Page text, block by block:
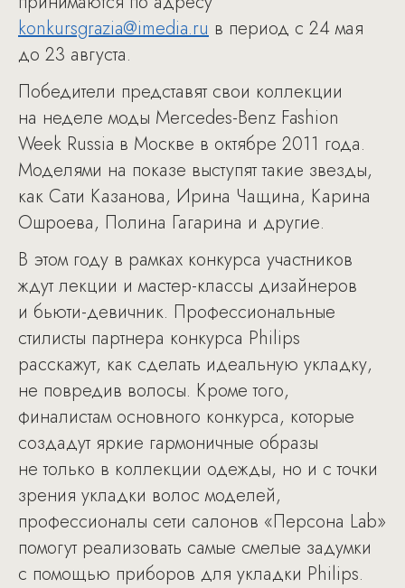
konkursgrazia@imedia.ru в период с 24 мая
до 23 августа.
Победители представят свои коллекции
на неделе моды Mercedes-Benz Fashion
Week Russia в Москве в октябре 2011 года.
Моделями на показе выступят такие звезды,
как Сати Казанова, Ирина Чащина, Карина
Ошроева, Полина Гагарина и другие.
В этом году в рамках конкурса участников
ждут лекции и мастер-классы дизайнеров
и бьюти-девичник. Профессиональные
стилисты партнера конкурса Philips
расскажут, как сделать идеальную укладку,
не повредив волосы. Кроме того,
финалистам основного конкурса, которые
создадут яркие гармоничные образы
не только в коллекции одежды, но и с точки
зрения укладки волос моделей,
профессионалы сети салонов «Персона Lab»
помогут реализовать самые смелые задумки
с помощью приборов для укладки Philips.